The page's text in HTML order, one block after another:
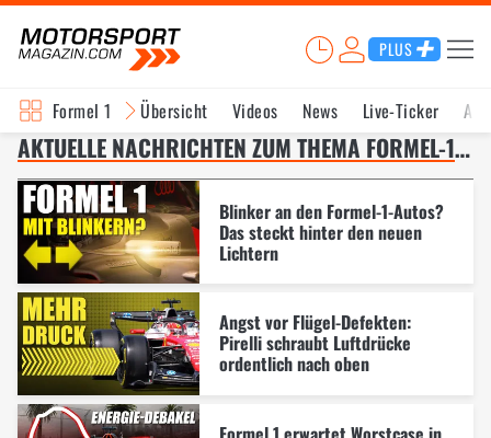
PLUS
Formel 1 Übersicht Videos News Live-Ticker
AKTUELLE NACHRICHTEN ZUM THEMA FORMEL-1-REGELN 2026 – SEITE 5
Blinker an den Formel-1-Autos?
Das steckt hinter den neuen
Lichtern
Angst vor Flügel-Defekten:
Pirelli schraubt Luftdrücke
ordentlich nach oben